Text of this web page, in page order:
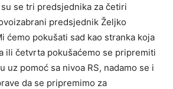
se tri predsjednika za četiri
predsjednik Željko
ćemo pokušati sad kao stranka koja
ili četvrta pokušaćemo se pripremiti
uz pomoć sa nivoa RS, nadamo se i
da se pripremimo za